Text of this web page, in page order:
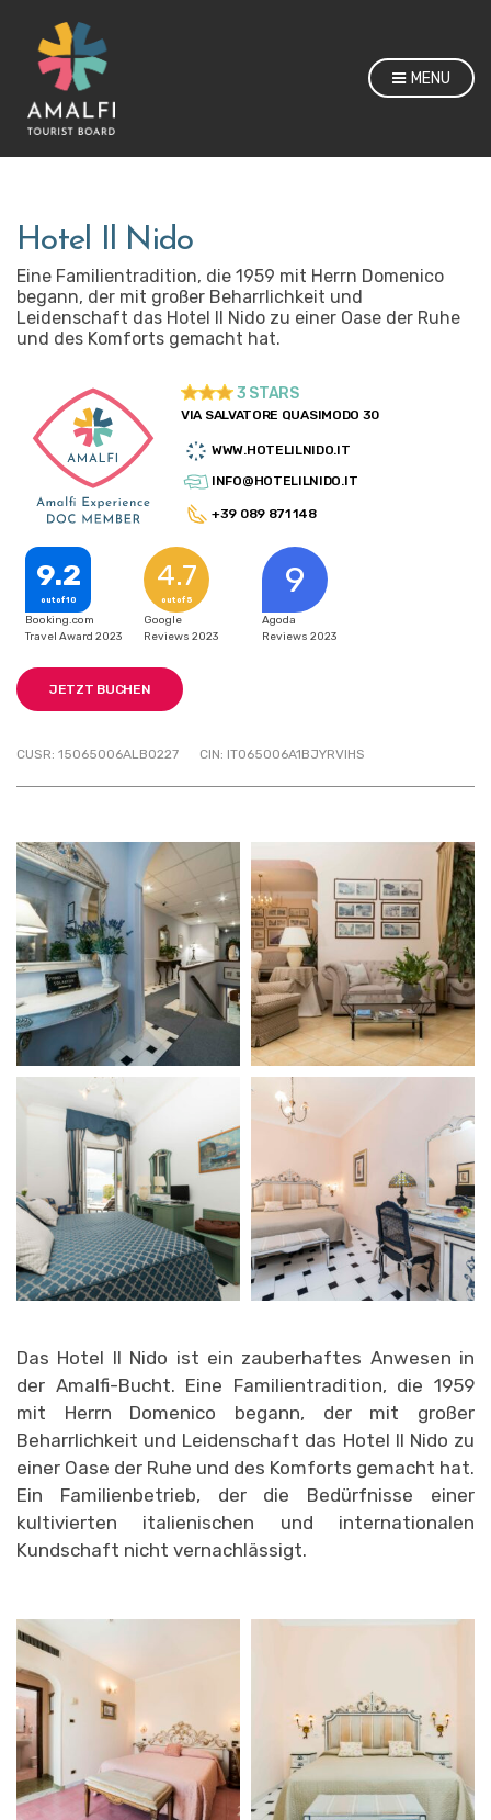
MENU
Hotel Il Nido
Eine Familientradition, die 1959 mit Herrn Domenico
begann, der mit großer Beharrlichkeit und
Leidenschaft das Hotel Il Nido zu einer Oase der Ruhe
und des Komforts gemacht hat.
3 STARS
VIA SALVATORE QUASIMODO 30
WWW.HOTELILNIDO.IT
INFO@HOTELILNIDO.IT
+39 089 871 148
9.2
out of 10
Booking.com
Travel Award 2023
4.7
out of 5
Google
Reviews 2023
9
Agoda
Reviews 2023
JETZT BUCHEN
CUSR: 15065006ALB0227 CIN: IT065006A1BJYRVIHS
Das Hotel Il Nido ist ein zauberhaftes Anwesen in
der Amalfi-Bucht. Eine Familientradition, die 1959
mit Herrn Domenico begann, der mit großer
Beharrlichkeit und Leidenschaft das Hotel Il Nido zu
einer Oase der Ruhe und des Komforts gemacht hat.
Ein Familienbetrieb, der die Bedürfnisse einer
kultivierten italienischen und internationalen
Kundschaft nicht vernachlässigt.